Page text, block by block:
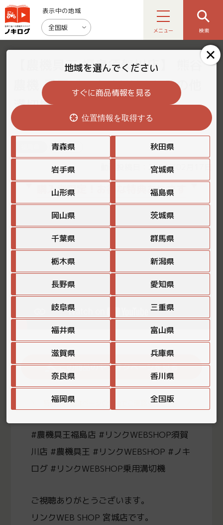
表示中の地域
全国版 メニュー 検索
【農機具王 福島須賀川店】 熊谷
農機 乗用バイク MAY 21 その他
溝切機 ヤフオク 出品中
2024.02.17
その他
動画投稿日：2024年02月17日
購入者限定！お得な特典あります
この商品のヤフオクページを見る
特典の詳細はページの最後でご確認ください！
#農機具王福島店 #リンクWEBSHOP須賀
川店 #農機具王 #リンクWEBSHOP #ノキ
ログ #リンクWEBSHOP乗用溝切機
ご視聴ありがとうございます。
リンクWEB SHOP 宮城店です。
地域を選んでください
すぐに商品情報を見る
位置情報を取得する
青森県 秋田県
岩手県 宮城県
山形県 福島県
岡山県 茨城県
千葉県 群馬県
栃木県 新潟県
長野県 愛知県
岐阜県 三重県
福井県 富山県
滋賀県 兵庫県
奈良県 香川県
福岡県 全国版